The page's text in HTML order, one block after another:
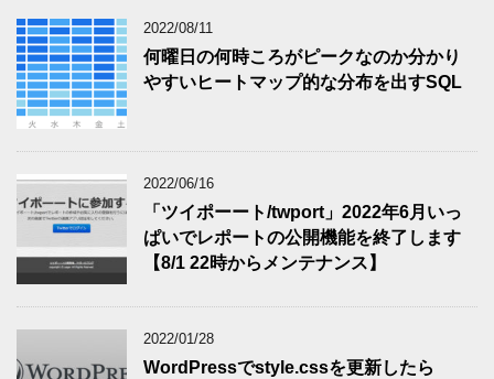
2022/08/11
何曜日の何時ころがピークなのか分かり
やすいヒートマップ的な分布を出すSQL
2022/06/16
「ツイポーート/twport」2022年6月いっ
ぱいでレポートの公開機能を終了します
【8/1 22時からメンテナンス】
2022/01/28
WordPressでstyle.cssを更新したら